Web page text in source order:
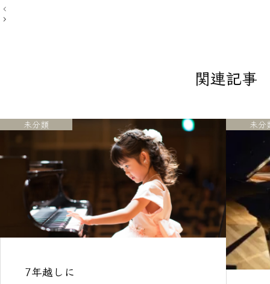
投
稿
関連記事
未分類
7年越しに
未分